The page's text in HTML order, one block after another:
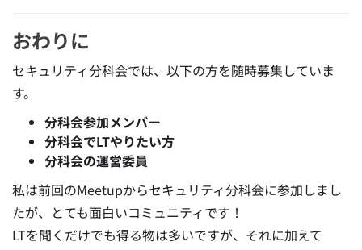
おわりに
セキュリティ分科会では、以下の方を随時募集していま
す。
分科会参加メンバー
分科会でLTやりたい方
分科会の運営委員
私は前回のMeetupからセキュリティ分科会に参加しまし
たが、とても面白いコミュニティです！
LTを聞くだけでも得る物は多いですが、それに加えて